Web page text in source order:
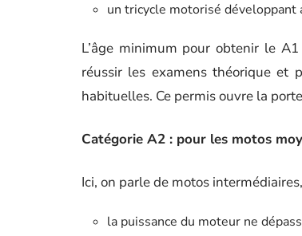
un tricycle motorisé développant
L’âge minimum pour obtenir le
réussir les examens théorique et
habituelles. Ce permis ouvre la
Catégorie A2 : pour les motos
Ici, on parle de motos
la puissance du moteur ne